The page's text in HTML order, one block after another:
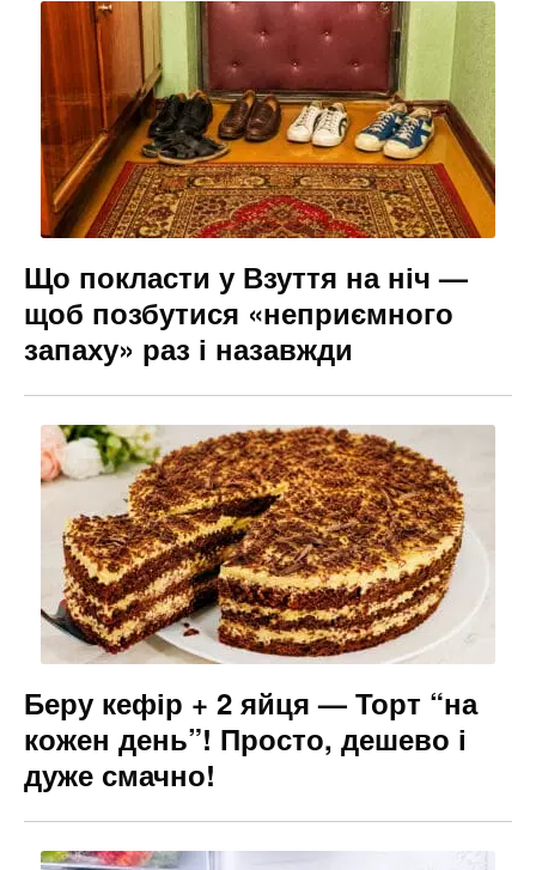
Що покласти у Взуття на ніч —
щоб позбутися «неприємного
запаху» раз і назавжди
Беру кефір + 2 яйця — Торт “на
кожен день”! Просто, дешево і
дуже смачно!